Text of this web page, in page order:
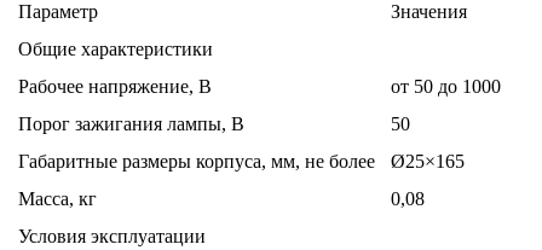
Параметр
Значения
Общие характеристики
Рабочее напряжение, В
от 50 до 1000
Порог зажигания лампы, В
50
Габаритные размеры корпуса, мм, не более
Ø25×165
Масса, кг
0,08
Условия эксплуатации